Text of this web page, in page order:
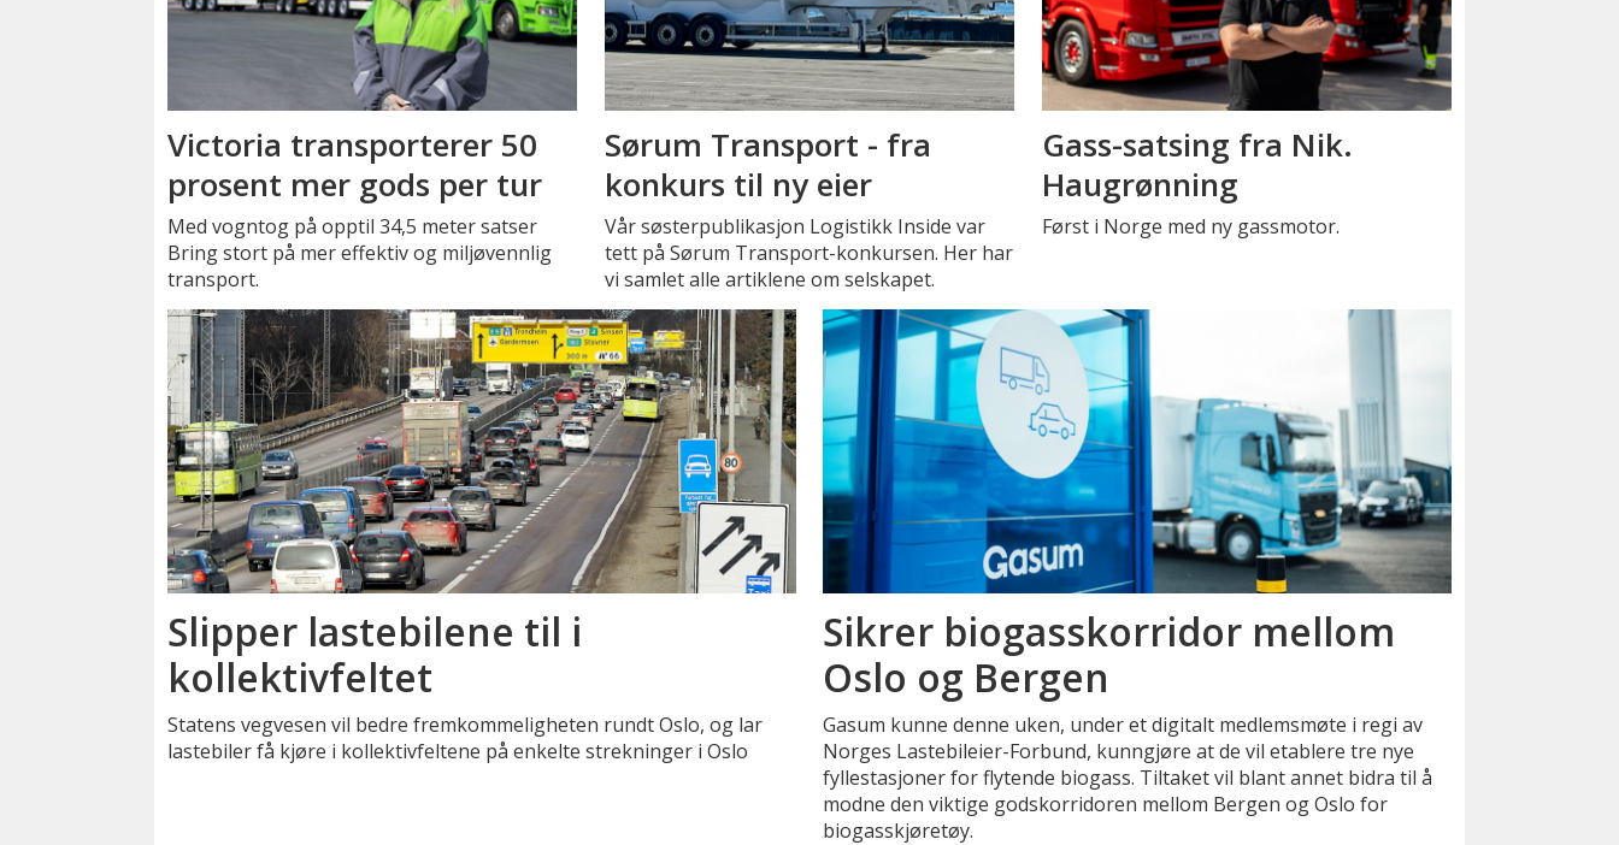
Victoria transporterer 50
prosent mer gods per tur
Med vogntog på opptil 34,5 meter satser
Bring stort på mer effektiv og miljøvennlig
transport.
Sørum Transport - fra
konkurs til ny eier
Vår søsterpublikasjon Logistikk Inside var
tett på Sørum Transport-konkursen. Her har
vi samlet alle artiklene om selskapet.
Gass-satsing fra Nik.
Haugrønning
Først i Norge med ny gassmotor.
Slipper lastebilene til i
kollektivfeltet
Statens vegvesen vil bedre fremkommeligheten rundt Oslo, og lar
lastebiler få kjøre i kollektivfeltene på enkelte strekninger i Oslo
Sikrer biogasskorridor mellom
Oslo og Bergen
Gasum kunne denne uken, under et digitalt medlemsmøte i regi av
Norges Lastebileier-Forbund, kunngjøre at de vil etablere tre nye
fyllestasjoner for flytende biogass. Tiltaket vil blant annet bidra til å
modne den viktige godskorridoren mellom Bergen og Oslo for
biogasskjøretøy.